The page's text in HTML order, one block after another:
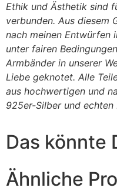
Ethik und Ästhetik sind
verbunden. Aus diesem
nach meinen Entwürfen
unter fairen
Armbänder in unserer
Liebe geknotet. Alle
aus hochwertigen und
925er-Silber und
Das könnte
Ähnliche